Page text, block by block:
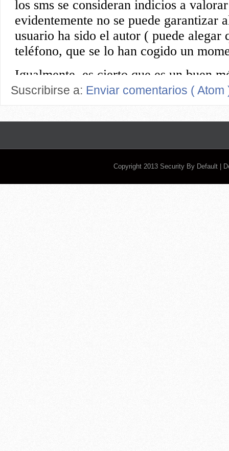
Suscribirse a: Enviar comentarios ( Atom
Copyright 2013 Security By Default |